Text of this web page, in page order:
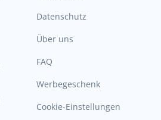
Datenschutz
Über uns
FAQ
Werbegeschenk
Cookie-Einstellungen